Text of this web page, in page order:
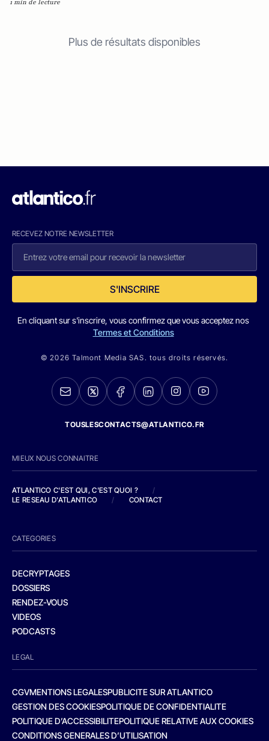
1 min de lecture
Plus de résultats disponibles
RECEVEZ NOTRE NEWSLETTER
S'INSCRIRE
En cliquant sur s'inscrire, vous confirmez que vous acceptez nos
Termes et Conditions
© 2026 Talmont Media SAS. tous droits réservés.
TOUSLESCONTACTS@ATLANTICO.FR
MIEUX NOUS CONNAITRE
ATLANTICO C'EST QUI, C'EST QUOI ?
/
LE RESEAU D'ATLANTICO
/ CONTACT
CATEGORIES
DECRYPTAGES
DOSSIERS
RENDEZ-VOUS
VIDEOS
PODCASTS
LEGAL
CGVMENTIONS LEGALESPUBLICITE SUR ATLANTICO
GESTION DES COOKIESPOLITIQUE DE CONFIDENTIALITE
POLITIQUE D’ACCESSIBILITEPOLITIQUE RELATIVE AUX COOKIES
CONDITIONS GENERALES D’UTILISATION